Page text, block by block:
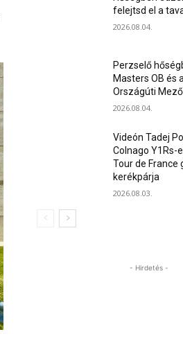
felejtsd el a
2026.08.04.
Perzselő
Masters OB és
Országúti
2026.08.04.
Videón Tadej
Colnago Y1Rs-
Tour de France
kerékpárja
2026.08.03.
- Hirdetés -